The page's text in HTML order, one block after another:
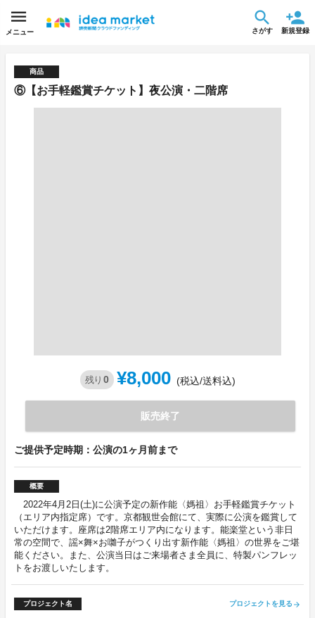
メニュー さがす 新規登録
商品
⑥【お手軽鑑賞チケット】夜公演・二階席
残り 0 ¥8,000 (税込/送料込)
販売終了
ご提供予定時期：公演の1ヶ月前まで
概要
2022年4月2日(土)に公演予定の新作能〈媽祖〉お手軽鑑賞チケット
（エリア内指定席）です。京都観世会館にて、実際に公演を鑑賞して
いただけます。座席は2階席エリア内になります。能楽堂という非日
常の空間で、謡×舞×お囃子がつくり出す新作能〈媽祖〉の世界をご堪
能ください。また、公演当日はご来場者さま全員に、特製パンフレッ
トをお渡しいたします。
プロジェクト名 プロジェクトを見る arrow_forward